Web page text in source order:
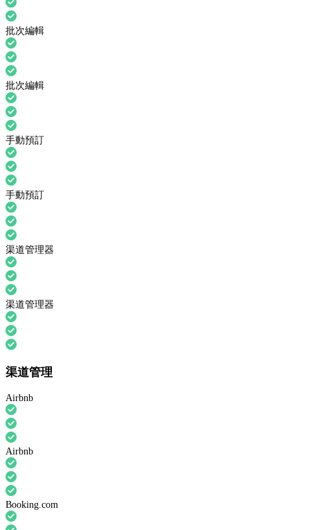
批次編輯
批次編輯
手動預訂
手動預訂
渠道管理器
渠道管理器
渠道管理
Airbnb
Airbnb
Booking.com